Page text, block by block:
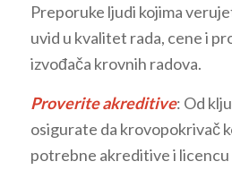
Preporuke ljudi kojima
uvid u kvalitet rada, cene i
izvođača krovnih radova.
Proverite akreditive: Od
osigurate da krovopokrivač
potrebne akreditive i licencu